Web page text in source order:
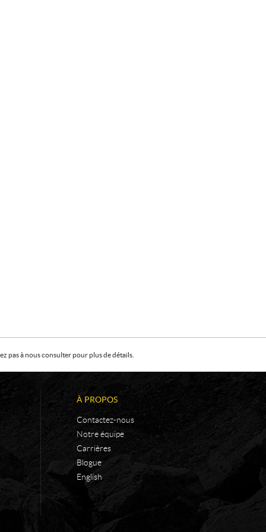
pas à nous consulter pour plus de détails.
À PROPOS
Contactez-nous
Notre équipe
Carrières
Blogue
English